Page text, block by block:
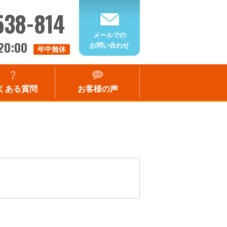
814
年中無休
メールでの
お問い合わせ
ある質問 お客様の声